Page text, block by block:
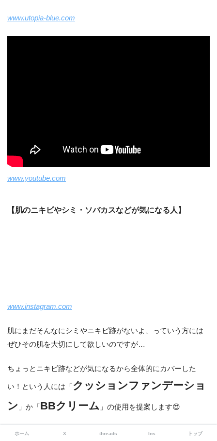
www.utopia-blue.com
www.youtube.com
【肌のニキビやシミ・ソバカスなどが気になる人】
www.instagram.com
肌にまだそんなにシミやニキビ跡がないよ、っていう方には
ぜひその肌を大切にして欲しいのですが…
ちょっとニキビ跡などが気になるから全体的にカバーした
い！という人には「 クッションファンデーショ
ン 」か「 BBクリーム 」の使用を提案します😍
ちゃんとカバーしたい、というときはリキッドファンデーシ
ホーム X threads Ins トップ